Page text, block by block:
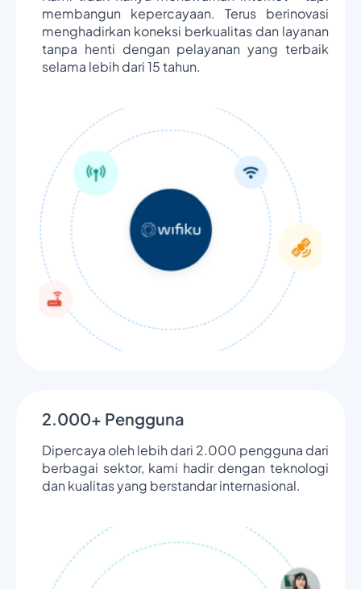
membangun kepercayaan. Terus berinovasi
menghadirkan koneksi berkualitas dan layanan
tanpa henti dengan pelayanan yang terbaik
selama lebih dari 15 tahun.
2.000+ Pengguna
Dipercaya oleh lebih dari 2.000 pengguna dari
berbagai sektor, kami hadir dengan teknologi
dan kualitas yang berstandar internasional.